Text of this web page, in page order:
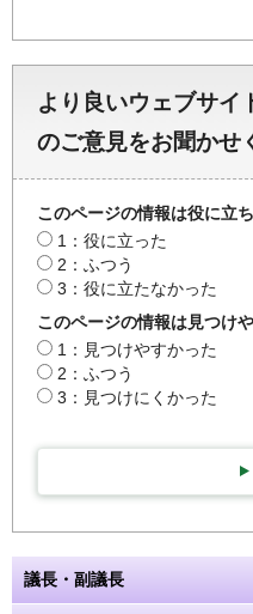
より良いウェブサイ
のご意見をお聞かせ
このページの情報は役に立
1：役に立った
2：ふつう
3：役に立たなかった
このページの情報は見つけ
1：見つけやすかった
2：ふつう
3：見つけにくかった
議長・副議長